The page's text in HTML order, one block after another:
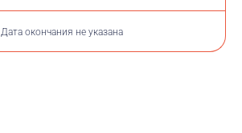
Дата окончания не указана